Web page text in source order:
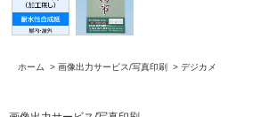
ホーム > 画像出力サービス/写真印刷 > デジカメ